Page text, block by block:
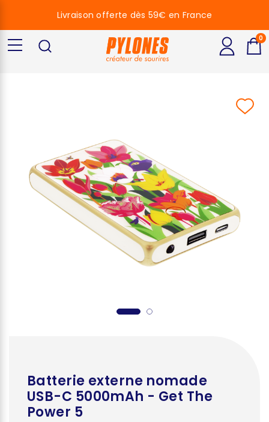
Batterie externe nomade
USB-C 5000mAh - Get The
Power 5
Livraison offerte dès 59€ en France
0